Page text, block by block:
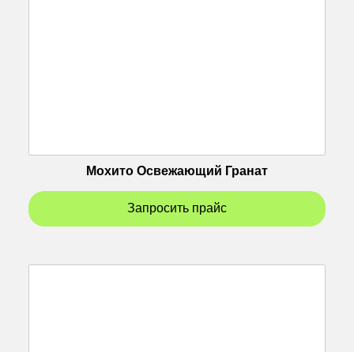
Мохито Освежающий Гранат
Запросить прайс